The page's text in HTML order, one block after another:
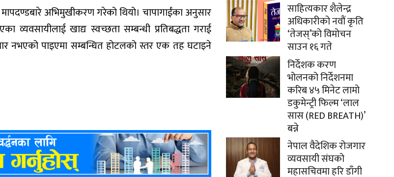
अभिमुखीकरण गरेको थियो। चापागाईंका अनुसार
खाद्य स्वच्छता सम्बन्धी प्रतिबद्धता गराई
नभएको पाइएमा सम्बन्धित होटलको स्तर एक तह घटाइने
साहित्यकार शैलेन्द्र
अधिकारीको नवौं कृति
‘तेजस्’को विमोचन
साउन १६ गते
निर्देशक करण
भोलनको निर्देशनमा
करिब ४५ मिनेट लामो
डकुमेन्ट्री फिल्म ‘लाल
सास (RED BREATH)’
बन्ने
नेपाल वैदेशिक रोजगार
व्यवसायी संघको
महासचिवमा हरि डाँगी